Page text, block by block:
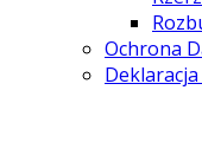
Ochrona